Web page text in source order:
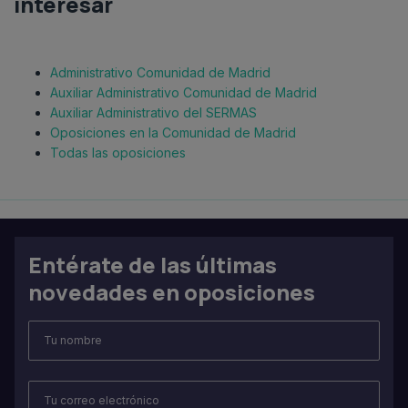
Administrativo Comunidad de Madrid
Auxiliar Administrativo Comunidad de Madrid
Auxiliar Administrativo del SERMAS
Oposiciones en la Comunidad de Madrid
Todas las oposiciones
Entérate de las últimas
novedades en oposiciones